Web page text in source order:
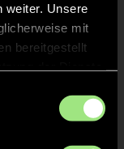
weiter. Unsere
mit
bereitgestellt